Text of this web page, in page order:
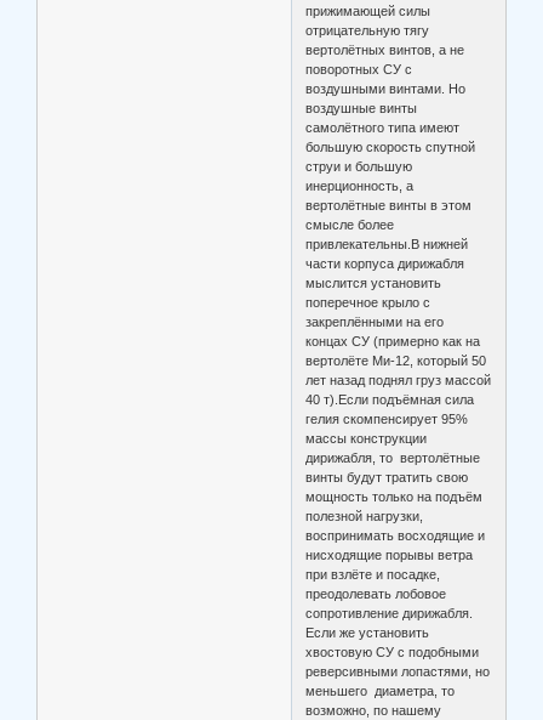
прижимающей силы
отрицательную тягу
вертолётных винтов, а не
поворотных СУ с
воздушными винтами. Но
воздушные винты
самолётного типа имеют
большую скорость спутной
струи и большую
инерционность, а
вертолётные винты в этом
смысле более
привлекательны.В нижней
части корпуса дирижабля
мыслится установить
поперечное крыло с
закреплёнными на его
концах СУ (примерно как на
вертолёте Ми-12, который 50
лет назад поднял груз массой
40 т).Если подъёмная сила
гелия скомпенсирует 95%
массы конструкции
дирижабля, то вертолётные
винты будут тратить свою
мощность только на подъём
полезной нагрузки,
воспринимать восходящие и
нисходящие порывы ветра
при взлёте и посадке,
преодолевать лобовое
сопротивление дирижабля.
Если же установить
хвостовую СУ с подобными
реверсивными лопастями, но
меньшего диаметра, то
возможно, по нашему